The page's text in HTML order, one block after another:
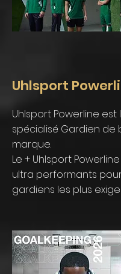
Uhlsport
Uhlsport Powerline est
spécialisé Gardien de
marque.
Le + Uhlsport
ultra performants
gardiens les plus